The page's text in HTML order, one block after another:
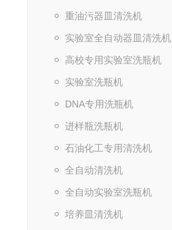
重油污器皿清洗机
实验室全自动器皿清洗机
高校专用实验室洗瓶机
实验室洗瓶机
DNA专用洗瓶机
进样瓶洗瓶机
石油化工专用清洗机
全自动清洗机
全自动实验室洗瓶机
培养皿清洗机